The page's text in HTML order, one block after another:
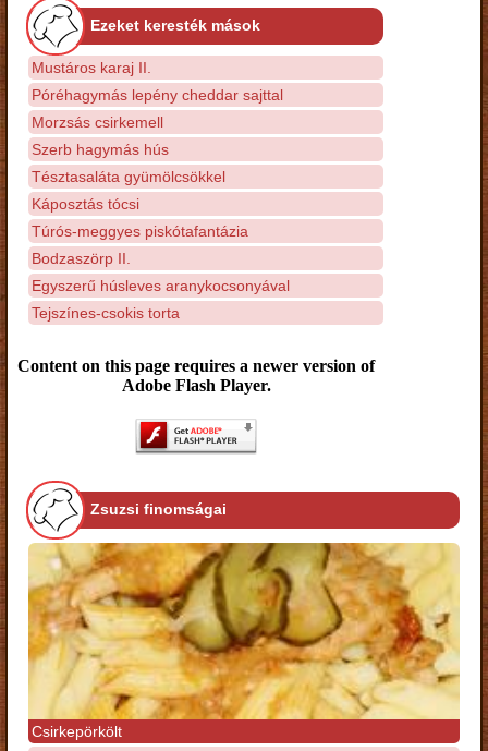
Ezeket keresték mások
Mustáros karaj II.
Póréhagymás lepény cheddar sajttal
Morzsás csirkemell
Szerb hagymás hús
Tésztasaláta gyümölcsökkel
Káposztás tócsi
Túrós-meggyes piskótafantázia
Bodzaszörp II.
Egyszerű húsleves aranykocsonyával
Tejszínes-csokis torta
Content on this page requires a newer version of
Adobe Flash Player.
Zsuzsi finomságai
Csirkepörkölt